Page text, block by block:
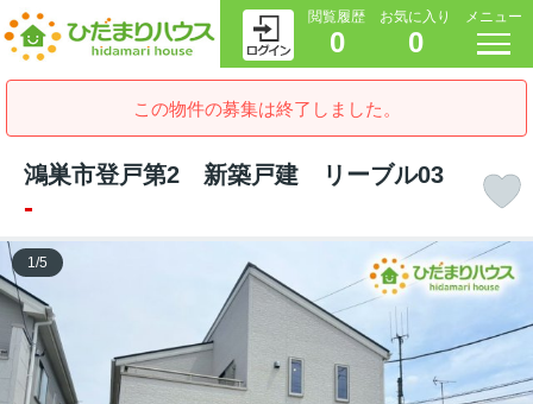
閲覧履歴
0
お気に入り
0
メニュー
この物件の募集は終了しました。
鴻巣市登戸第2 新築戸建 リーブル03
-
1/5